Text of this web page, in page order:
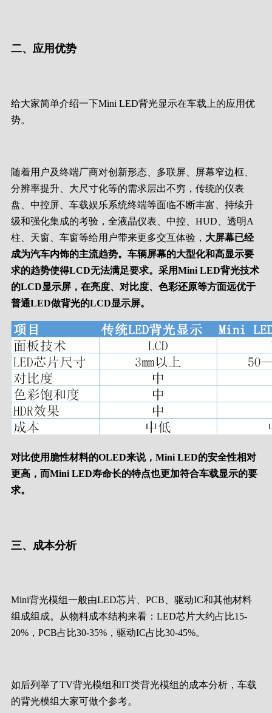
二、应用优势
给大家简单介绍一下Mini LED背光显示在车载上的应用优
势。
随着用户及终端厂商对创新形态、多联屏、屏幕窄边框、
分辨率提升、大尺寸化等的需求层出不穷，传统的仪表
盘、中控屏、车载娱乐系统终端等面临不断丰富、持续升
级和强化集成的考验，全液晶仪表、中控、HUD、透明A
柱、天窗、车窗等给用户带来更多交互体验， 大屏幕已经
成为汽车内饰的主流趋势。车辆屏幕的大型化和高显示要
求的趋势使得LCD无法满足要求。采用Mini LED背光技术
的LCD显示屏，在亮度、对比度、色彩还原等方面远优于
普通LED做背光的LCD显示屏。
对比使用脆性材料的OLED来说，Mini LED的安全性相对
更高，而Mini LED寿命长的特点也更加符合车载显示的要
求。
三、成本分析
Mini背光模组一般由LED芯片、PCB、驱动IC和其他材料
组成组成。从物料成本结构来看：LED芯片大约占比15-
20%，PCB占比30-35%，驱动IC占比30-45%。
如后列举了TV背光模组和IT类背光模组的成本分析，车载
的背光模组大家可做个参考。